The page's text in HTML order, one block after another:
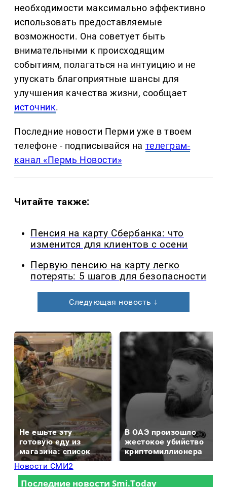
необходимости максимально эффективно
использовать предоставляемые
возможности. Она советует быть
внимательными к происходящим
событиям, полагаться на интуицию и не
упускать благоприятные шансы для
улучшения качества жизни, сообщает
источник.
Последние новости Перми уже в твоем
телефоне - подписывайся на телеграм-
канал «Пермь Новости»
Читайте также:
Пенсия на карту Сбербанка: что
изменится для клиентов с осени
Первую пенсию на карту легко
потерять: 5 шагов для безопасности
Следующая новость ↓
Не ешьте эту
готовую еду из
магазина: список
В ОАЭ произошло
жестокое убийство
криптомиллионера
Новости СМИ2